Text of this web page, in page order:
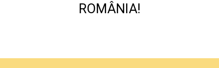
ROMÂNIA!